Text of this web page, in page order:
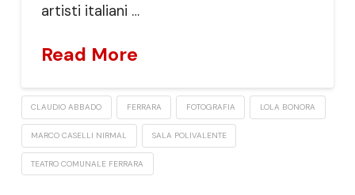
artisti italiani …
Read More
CLAUDIO ABBADO FERRARA FOTOGRAFIA LOLA BONORA
MARCO CASELLI NIRMAL SALA POLIVALENTE
TEATRO COMUNALE FERRARA